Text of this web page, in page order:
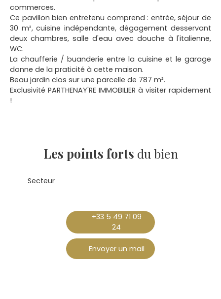
commerces.
Ce pavillon bien entretenu comprend : entrée, séjour de
30 m², cuisine indépendante, dégagement desservant
deux chambres, salle d'eau avec douche à l'italienne,
WC.
La chaufferie / buanderie entre la cuisine et le garage
donne de la praticité à cette maison.
Beau jardin clos sur une parcelle de 787 m².
Exclusivité PARTHENAY'RE IMMOBILIER à visiter rapidement
!
Les points forts du bien
Secteur
+33 5 49 71 09
24
Envoyer un mail